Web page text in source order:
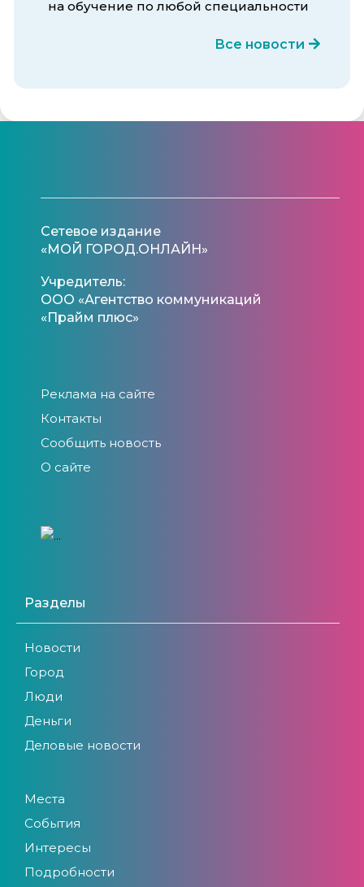
на обучение по любой специальности
Все новости
Сетевое издание
«МОЙ ГОРОД.ОНЛАЙН»
Учредитель:
ООО «Агентство коммуникаций
«Прайм плюс»
Реклама на сайте
Контакты
Сообщить новость
О сайте
Разделы
Новости
Город
Люди
Деньги
Деловые новости
Места
События
Интересы
Подробности